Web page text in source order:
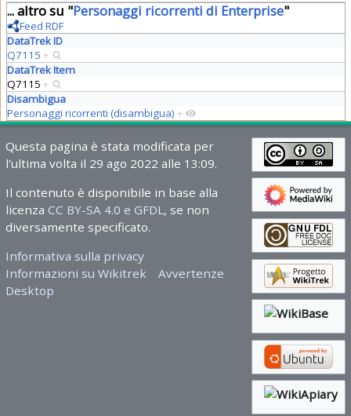
... altro su "Personaggi ricorrenti di Enterprise"
Feed RDF
DataTrek ID
Q7115 +
DataTrek Item
Q7115 +
Disambigua
Personaggi ricorrenti (disambigua) +
Questa pagina è stata modificata per
l'ultima volta il 29 ago 2022 alle 13:09.
Il contenuto è disponibile in base alla
licenza CC BY-SA 4.0 e GFDL , se non
diversamente specificato.
Informativa sulla privacy
Informazioni su Wikitrek
Avvertenze
Desktop